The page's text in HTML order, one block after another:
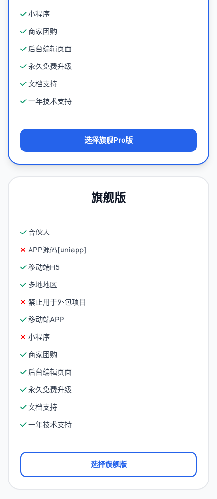
小程序
商家团购
后台编辑页面
永久免费升级
文档支持
一年技术支持
选择旗舰Pro版
旗舰版
合伙人
APP源码[uniapp]
移动端H5
多地地区
禁止用于外包项目
移动端APP
小程序
商家团购
后台编辑页面
永久免费升级
文档支持
一年技术支持
选择旗舰版